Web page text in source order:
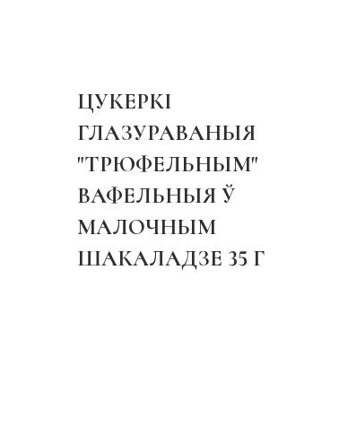
ЦУКЕРКІ
ГЛАЗУРАВАНЫЯ
"ТРЮФЕЛЬНЫМ"
ВАФЕЛЬНЫЯ Ў
МАЛОЧНЫМ
ШАКАЛАДЗЕ 35 Г